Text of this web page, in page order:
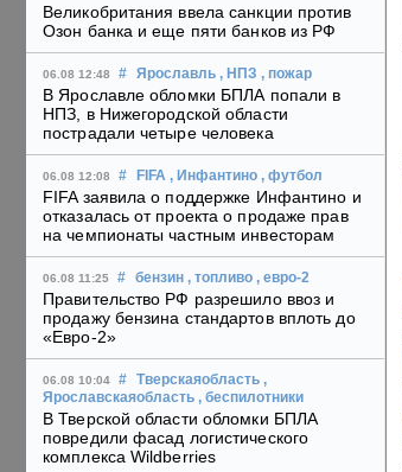
Великобритания ввела санкции против
Озон банка и еще пяти банков из РФ
06.08 12:48 # Ярославль , НПЗ , пожар
В Ярославле обломки БПЛА попали в
НПЗ, в Нижегородской области
пострадали четыре человека
06.08 12:08 # FIFA , Инфантино , футбол
FIFA заявила о поддержке Инфантино и
отказалась от проекта о продаже прав
на чемпионаты частным инвесторам
06.08 11:25 # бензин , топливо , евро-2
Правительство РФ разрешило ввоз и
продажу бензина стандартов вплоть до
«Евро-2»
06.08 10:04 # Тверскаяобласть ,
Ярославскаяобласть , беспилотники
В Тверской области обломки БПЛА
повредили фасад логистического
комплекса Wildberries